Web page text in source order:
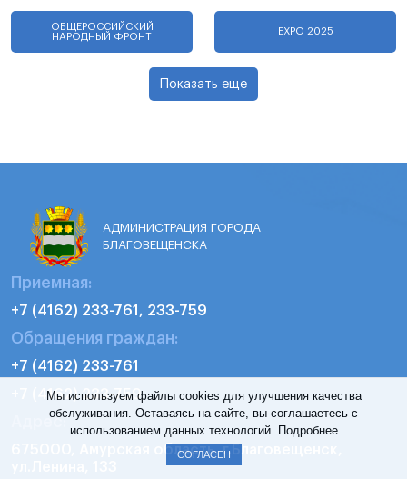
ОБЩЕРОССИЙСКИЙ
НАРОДНЫЙ ФРОНТ
EXPO 2025
Показать еще
АДМИНИСТРАЦИЯ ГОРОДА
БЛАГОВЕЩЕНСКА
Приемная:
+7 (4162) 233-761, 233-759
Обращения граждан:
+7 (4162) 233-761
+7 (4162) 233-759
Адрес:
675000, Амурская область, г.Благовещенск,
Мы используем файлы cookies для улучшения качества
обслуживания. Оставаясь на сайте, вы соглашаетесь с
использованием данных технологий. Подробнее
СОГЛАСЕН